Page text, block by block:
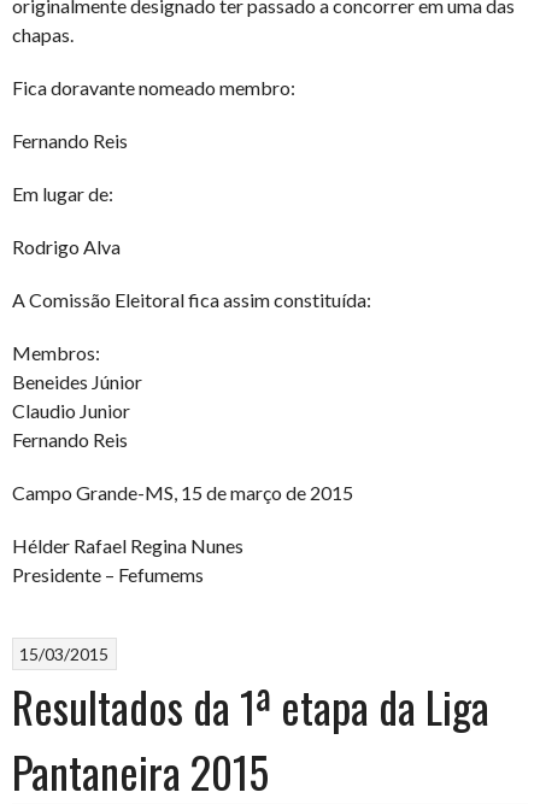
originalmente designado ter passado a concorrer em uma das
chapas.
Fica doravante nomeado membro:
Fernando Reis
Em lugar de:
Rodrigo Alva
A Comissão Eleitoral fica assim constituída:
Membros:
Beneides Júnior
Claudio Junior
Fernando Reis
Campo Grande-MS, 15 de março de 2015
Hélder Rafael Regina Nunes
Presidente – Fefumems
15/03/2015
Resultados da 1ª etapa da Liga
Pantaneira 2015